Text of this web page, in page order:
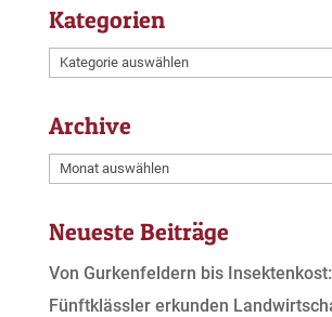
Kategorien
Kategorien
Archive
Archive
Neueste Beiträge
Von Gurkenfeldern bis Insektenkost:
Fünftklässler erkunden